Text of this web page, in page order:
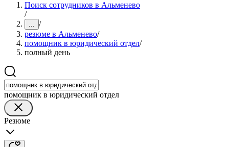
Поиск сотрудников в Альменево
/
... /
резюме в Альменево/
помощник в юридический отдел/
полный день
помощник в юридический отдел
Резюме